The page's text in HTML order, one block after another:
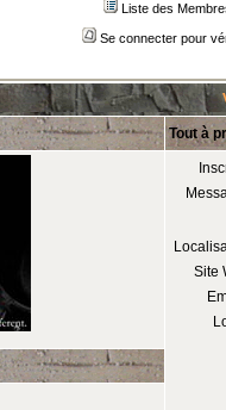
Liste des
Se connecter pour
Tout à
Site